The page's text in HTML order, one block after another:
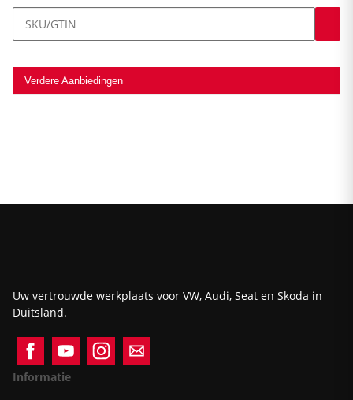
Verdere Aanbiedingen
Uw vertrouwde werkplaats voor VW, Audi, Seat en Skoda in
Duitsland.
Informatie